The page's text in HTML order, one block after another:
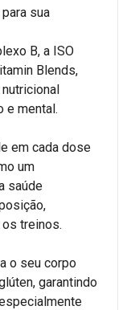
sua
B, a ISO
Blends,
e mental.
em cada dose
um
saúde
treinos.
o seu corpo
garantindo